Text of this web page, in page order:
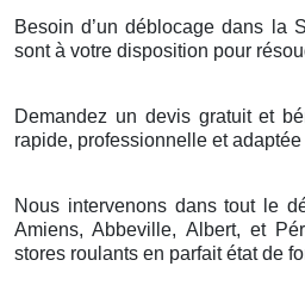
Besoin d’un déblocage dans la
sontà votre disposition pour ré
Demandez un devis gratuit et
rapide, professionnelle et
Nous intervenons dans tout le
Amiens, Abbeville, Albert, et
stores roulants en parfait état de